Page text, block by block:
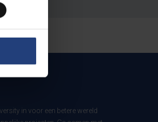
in voor een betere wereld